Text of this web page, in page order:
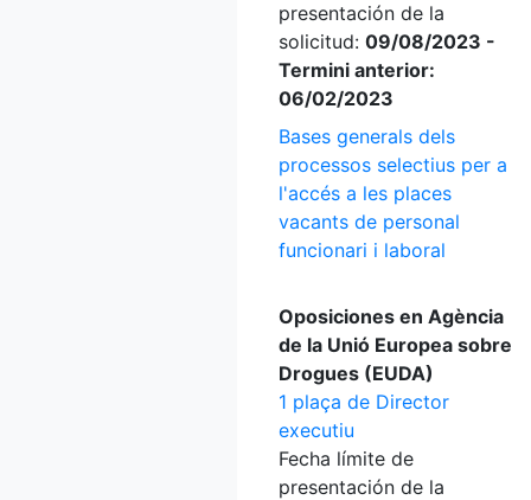
presentación de la
solicitud: 09/08/2023 -
Termini anterior:
06/02/2023
Bases generals dels
processos selectius per a
l'accés a les places
vacants de personal
funcionari i laboral
Oposiciones en Agència
de la Unió Europea sobre
Drogues (EUDA)
1 plaça de Director
executiu
Fecha límite de
presentación de la